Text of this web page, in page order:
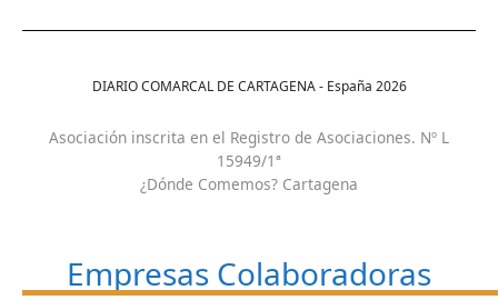
DIARIO COMARCAL DE CARTAGENA - España 2026
Asociación inscrita en el Registro de Asociaciones. Nº L
15949/1ª
¿Dónde Comemos? Cartagena
Empresas Colaboradoras